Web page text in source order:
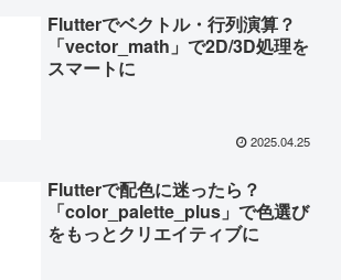
Flutterでベクトル・行列演算？
「vector_math」で2D/3D処理を
スマートに
2025.04.25
Flutterで配色に迷ったら？
「color_palette_plus」で色選び
をもっとクリエイティブに